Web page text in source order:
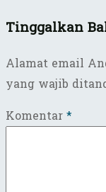
Tinggalkan
Alamat email
yang wajib
Komentar*